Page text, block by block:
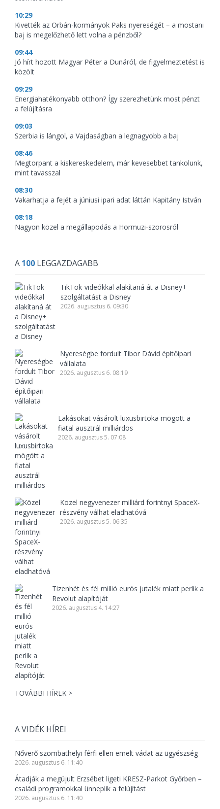
10:29
Kivették az Orbán-kormányok Paks nyereségét – a mostani
baj is megelőzhető lett volna a pénzből?
09:44
Jó hírt hozott Magyar Péter a Dunáról, de figyelmeztetést is
közölt
09:29
Energiahatékonyabb otthon? Így szerezhetünk most pénzt
a felújításra
09:03
Szerbia is lángol, a Vajdaságban a legnagyobb a baj
08:46
Megtorpant a kiskereskedelem, már kevesebbet tankolunk,
mint tavasszal
08:30
Vakarhatja a fejét a júniusi ipari adat láttán Kapitány István
08:18
Nagyon közel a megállapodás a Hormuzi-szorosról
A 100 LEGGAZDAGABB
TikTok-videókkal alakítaná át a Disney+
szolgáltatást a Disney
2026. augusztus 6. 09:30
Nyereségbe fordult Tibor Dávid építőipari
vállalata
2026. augusztus 6. 08:19
Lakásokat vásárolt luxusbirtoka mögött a
fiatal ausztrál milliárdos
2026. augusztus 5. 07:08
Közel negyvenezer milliárd forintnyi SpaceX-
részvény válhat eladhatóvá
2026. augusztus 5. 06:35
Tizenhét és fél millió eurós jutalék miatt perlik a
Revolut alapítóját
2026. augusztus 4. 14:27
TOVÁBBI HÍREK >
A VIDÉK HÍREI
Nőverő szombathelyi férfi ellen emelt vádat az ügyészség
2026. augusztus 6. 11:40
Átadják a megújult Erzsébet ligeti KRESZ-Parkot Győrben –
családi programokkal ünneplik a felújítást
2026. augusztus 6. 11:40